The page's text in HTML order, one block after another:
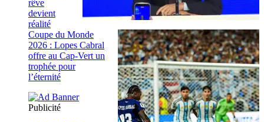
rêve
devient
réalité
Coupe du Monde
2026 : Lopes Cabral
offre au Cap-Vert un
trophée pour
l’éternité
Publicité